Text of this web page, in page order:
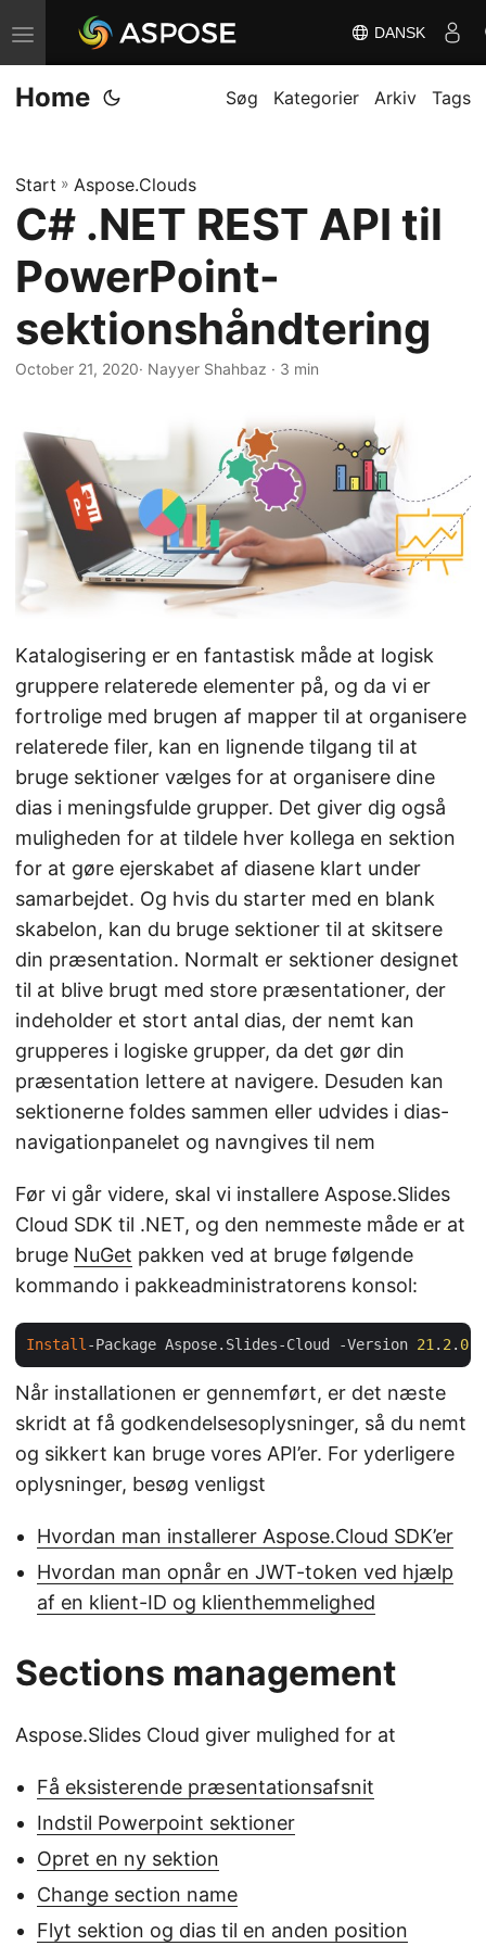
S
k
i
n
a
i
a
t
o
n
DANSK
Home Søg Kategorier Arkiv Tags
Start » Aspose.Clouds
C# .NET REST API til
PowerPoint-
sektionshåndtering
October 21, 2020· Nayyer Shahbaz · 3 min
Katalogisering er en fantastisk måde at logisk
gruppere relaterede elementer på, og da vi er
fortrolige med brugen af mapper til at organisere
relaterede filer, kan en lignende tilgang til at
bruge sektioner vælges for at organisere dine
dias i meningsfulde grupper. Det giver dig også
muligheden for at tildele hver kollega en sektion
for at gøre ejerskabet af diasene klart under
samarbejdet. Og hvis du starter med en blank
skabelon, kan du bruge sektioner til at skitsere
din præsentation. Normalt er sektioner designet
til at blive brugt med store præsentationer, der
indeholder et stort antal dias, der nemt kan
grupperes i logiske grupper, da det gør din
præsentation lettere at navigere. Desuden kan
sektionerne foldes sammen eller udvides i dias-
navigationpanelet og navngives til nem
Før vi går videre, skal vi installere Aspose.Slides
Cloud SDK til .NET, og den nemmeste måde er at
bruge NuGet pakken ved at bruge følgende
kommando i pakkeadministratorens konsol:
Install-Package Aspose.Slides-Cloud -Version 21. 2. 0
Når installationen er gennemført, er det næste
skridt at få godkendelsesoplysninger, så du nemt
og sikkert kan bruge vores API’er. For yderligere
oplysninger, besøg venligst
Hvordan man installerer Aspose.Cloud SDK’er
Hvordan man opnår en JWT-token ved hjælp
af en klient-ID og klienthemmelighed
Sections management
Aspose.Slides Cloud giver mulighed for at
Få eksisterende præsentationsafsnit
Indstil Powerpoint sektioner
Opret en ny sektion
Change section name
Flyt sektion og dias til en anden position